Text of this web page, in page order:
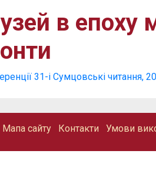
в епоху
31-і Сумцовські читання,
Мапа сайту Контакти Умови